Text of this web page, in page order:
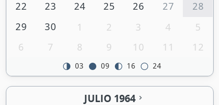
22
23 24 25 26 27
28
29
30 1 2 3 4
5
6
7 8 9 10 11 12
03 09 16 24
JULIO 1964